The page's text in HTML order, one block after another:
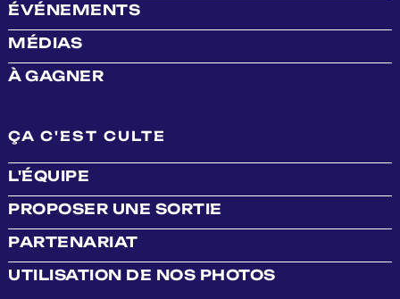
ÉVÉNEMENTS
MÉDIAS
À GAGNER
ÇA C'EST CULTE
L'ÉQUIPE
PROPOSER UNE SORTIE
PARTENARIAT
UTILISATION DE NOS PHOTOS